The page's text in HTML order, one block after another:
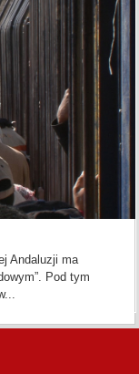
Andaluzji ma
Pod tym